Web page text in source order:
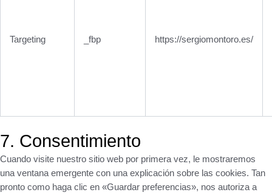
Targeting _fbp https://sergiomontoro.es/
7. Consentimiento
Cuando visite nuestro sitio web por primera vez, le mostraremos
una ventana emergente con una explicación sobre las cookies. Tan
pronto como haga clic en «Guardar preferencias», nos autoriza a